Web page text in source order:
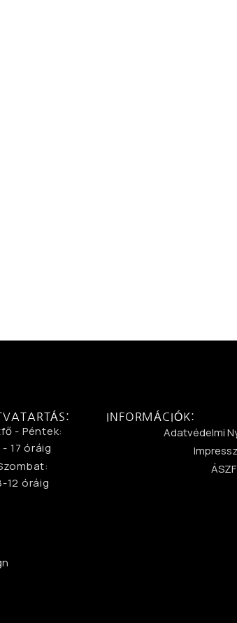
- Péntek:
- 17 óráig
12 óráig
INFORMÁCIÓK:
Adatvédelmi
ÁSZF